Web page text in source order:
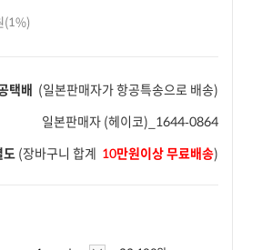
(1%)
택배 (일본판매자가 항공특송으로 배송)
일본판매자 (헤이코)_1644-0864
도 (장바구니 합계 10만원이상 무료배송)